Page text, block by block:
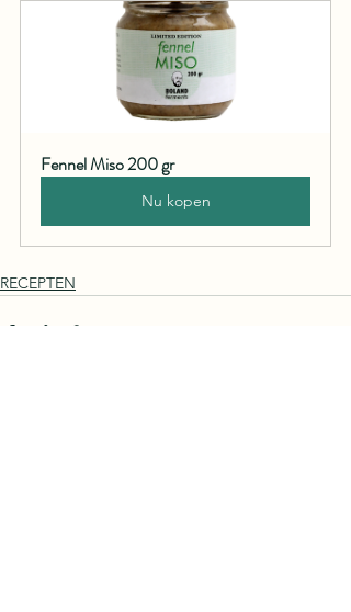
Fennel Miso 200 gr
Nu kopen
RECEPTEN